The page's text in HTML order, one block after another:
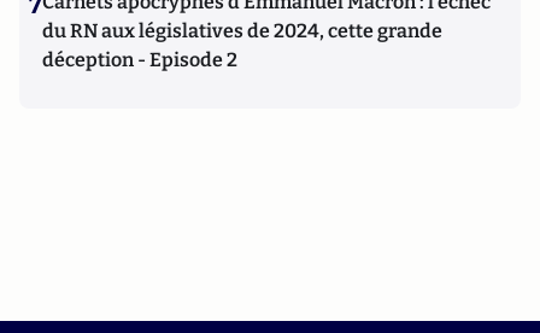
du RN aux législatives de 2024, cette grande
déception - Episode 2